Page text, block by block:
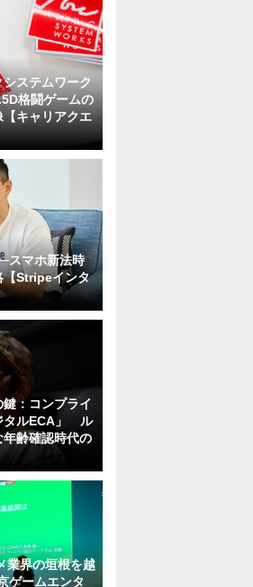
システムワーク
格闘ゲームの
【キャリアクエ
スマホ新法時
【Stripeインタ
：コンプライ
タルECA」 ル
齢確認時代の
業界の垣根を越
ゲームエンタ